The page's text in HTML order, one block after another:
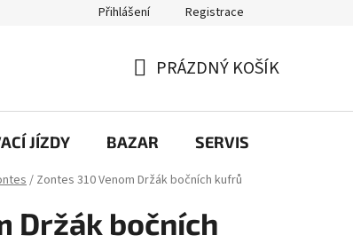
Přihlášení Registrace
KOŠÍK
PRÁZDNÝ KOŠÍK
JÍZDY BAZAR SERVIS
/ Zontes 310 Venom Držák bočních kufrů
Držák bočních